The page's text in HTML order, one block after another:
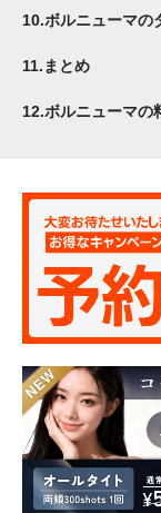
10.ボルニューマの
11. まとめ
12.ボルニューマの